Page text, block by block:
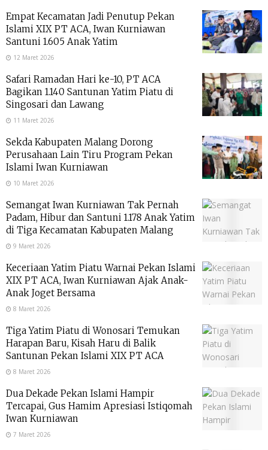
Empat Kecamatan Jadi Penutup Pekan
Islami XIX PT ACA, Iwan Kurniawan
Santuni 1.605 Anak Yatim
12 Maret 2026
Safari Ramadan Hari ke-10, PT ACA
Bagikan 1.140 Santunan Yatim Piatu di
Singosari dan Lawang
11 Maret 2026
Sekda Kabupaten Malang Dorong
Perusahaan Lain Tiru Program Pekan
Islami Iwan Kurniawan
10 Maret 2026
Semangat Iwan Kurniawan Tak Pernah
Padam, Hibur dan Santuni 1.178 Anak Yatim
di Tiga Kecamatan Kabupaten Malang
9 Maret 2026
Keceriaan Yatim Piatu Warnai Pekan Islami
XIX PT ACA, Iwan Kurniawan Ajak Anak-
Anak Joget Bersama
8 Maret 2026
Tiga Yatim Piatu di Wonosari Temukan
Harapan Baru, Kisah Haru di Balik
Santunan Pekan Islami XIX PT ACA
8 Maret 2026
Dua Dekade Pekan Islami Hampir
Tercapai, Gus Hamim Apresiasi Istiqomah
Iwan Kurniawan
7 Maret 2026